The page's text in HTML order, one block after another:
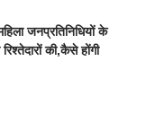
जनप्रतिनिधियों के
की,कैसे होंगी